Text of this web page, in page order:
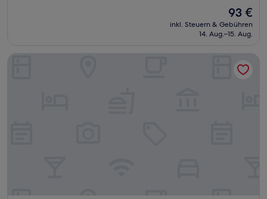
Der
Preis
beträgt
93 €
inkl. Steuern & Gebühren
14. Aug.–15. Aug.